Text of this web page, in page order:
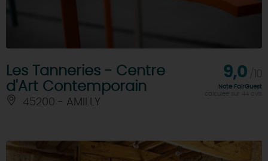
Les Tanneries - Centre
d'Art Contemporain
45200 - AMILLY
9,0
Note FairGuest
calculée sur 44 avis